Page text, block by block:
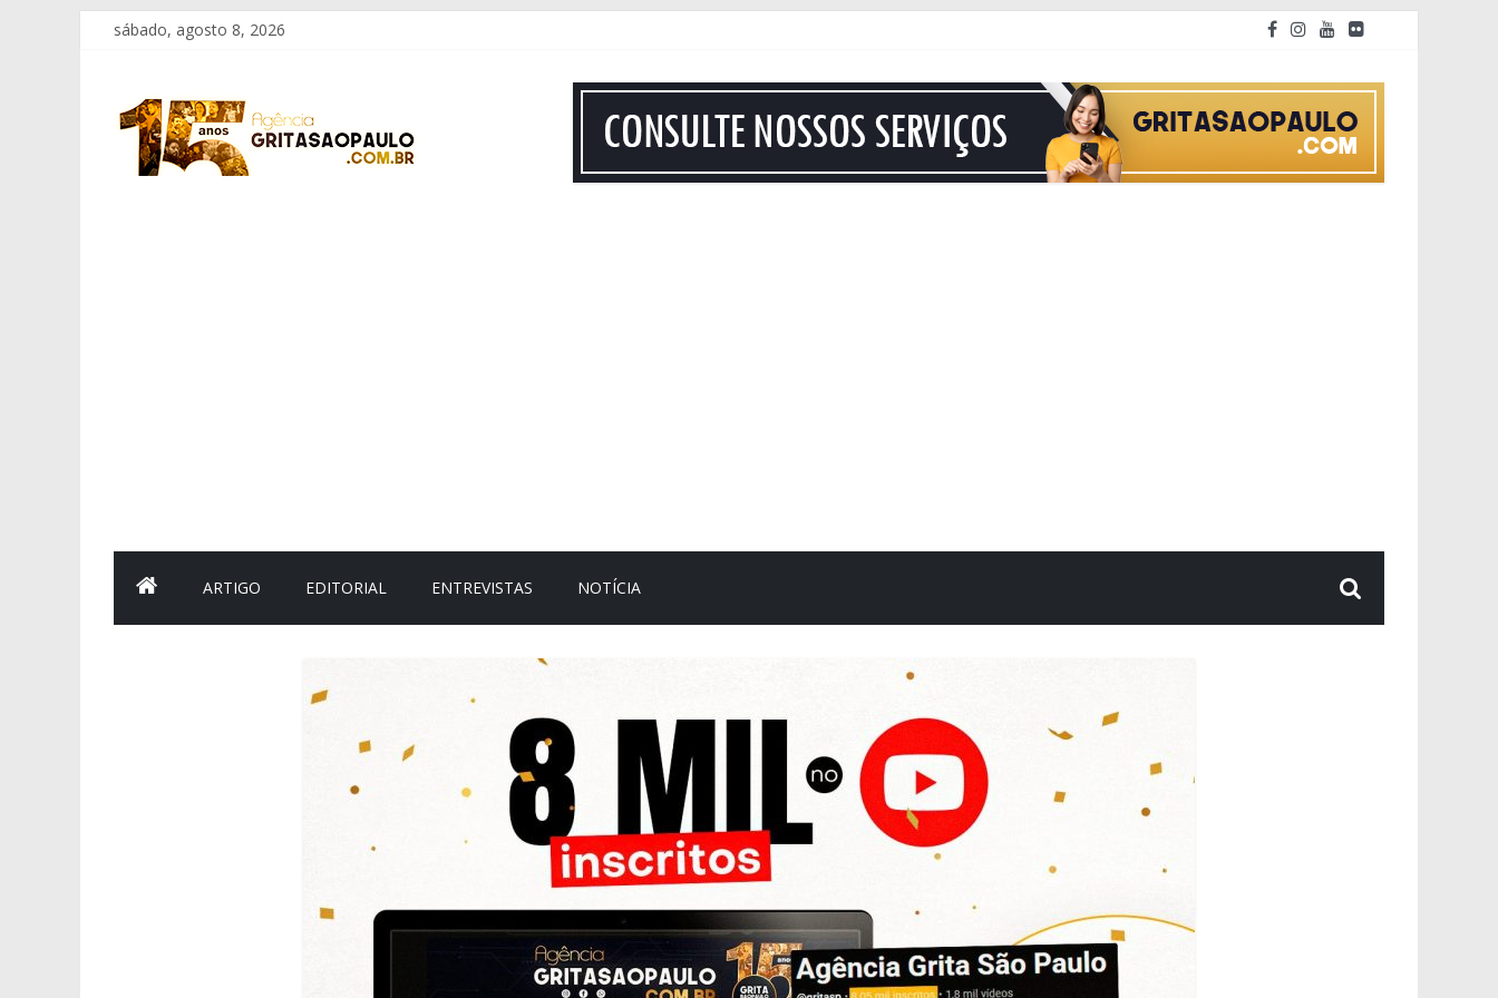
Pular
conteúdo
sábado, agosto 8, 2026
Grita
São
ARTIGO EDITORIAL ENTREVISTAS NOTÍCIA